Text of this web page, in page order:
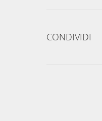
CONDIVIDI